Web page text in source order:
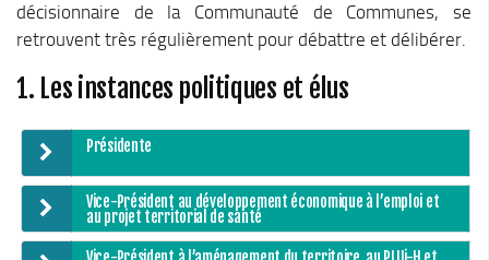
Facturation électronique
Montagne, Agriculture & Forêt
Guide des producteurs
Aide aux alpages
Stratégie forestière du massif sud Isère
Stratégie Foncière
Appel à projet Friche
décisionnaire de la Communauté de Communes, se
retrouvent très régulièrement pour débattre et délibérer.
1. Les instances politiques et élus
Présidente
Vice-Président au développement économique à l’emploi et
au projet territorial de santé